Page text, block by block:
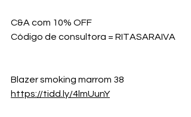
C&A com 10% OFF
Código de consultora = RITASARAIVA
Blazer smoking marrom 38
https://tidd.ly/4lmUunY